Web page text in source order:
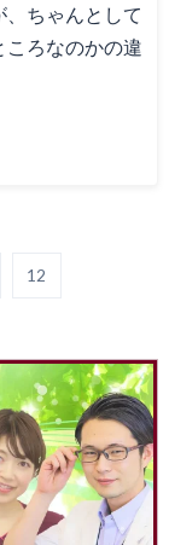
ちゃんとして
ろなのかの違
12